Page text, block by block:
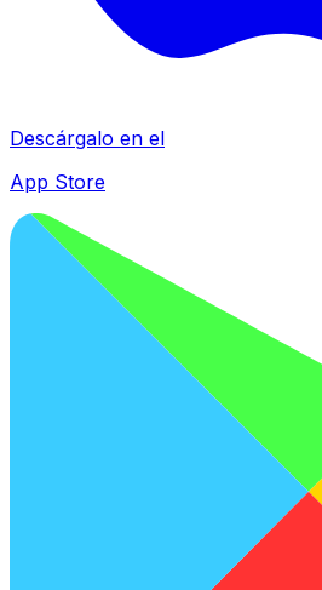
Descárgalo en el
App Store